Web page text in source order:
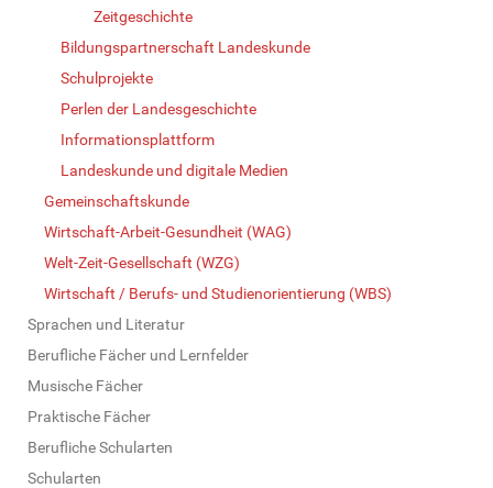
Zeitgeschichte
Bildungspartnerschaft Landeskunde
Schulprojekte
Perlen der Landesgeschichte
Informationsplattform
Landeskunde und digitale Medien
Gemeinschaftskunde
Wirtschaft-Arbeit-Gesundheit (WAG)
Welt-Zeit-Gesellschaft (WZG)
Wirtschaft / Berufs- und Studienorientierung (WBS)
Sprachen und Literatur
Berufliche Fächer und Lernfelder
Musische Fächer
Praktische Fächer
Berufliche Schularten
Schularten